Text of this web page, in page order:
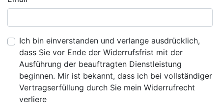
Ich bin einverstanden und verlange ausdrücklich,
dass Sie vor Ende der Widerrufsfrist mit der
Ausführung der beauftragten Dienstleistung
beginnen. Mir ist bekannt, dass ich bei vollständiger
Vertragserfüllung durch Sie mein Widerrufrecht
verliere